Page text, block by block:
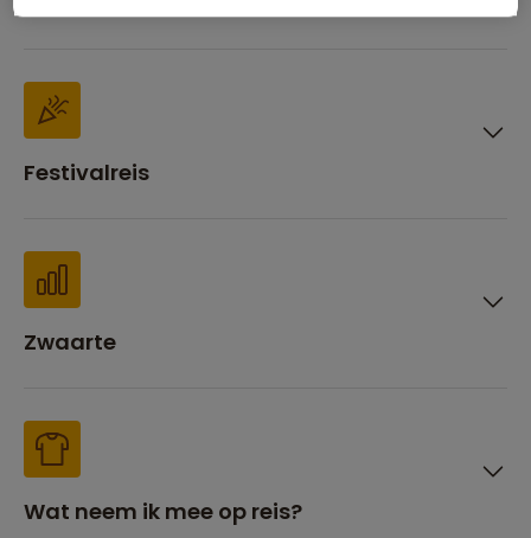
Festivalreis
Zwaarte
Wat neem ik mee op reis?